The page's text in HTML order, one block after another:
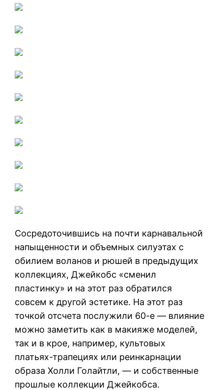
Сосредоточившись на почти карнавальной
напыщенности и объемных силуэтах с
обилием воланов и рюшей в предыдущих
коллекциях, Джейкобс «сменил
пластинку» и на этот раз обратился
совсем к другой эстетике. На этот раз
точкой отсчета послужили 60-е — влияние
можно заметить как в макияже моделей,
так и в крое, например, культовых
платьях-трапециях или реинкарнации
образа Холли Голайтли, — и собственные
прошлые коллекции Джейкобса.